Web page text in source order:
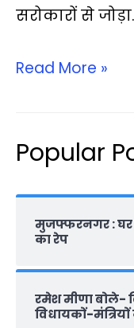
सरोकारों से
Read More »
Popular
मुजफ्फरनगर : घर
का रेप
रमेश मीणा बोले-
विधायकों-